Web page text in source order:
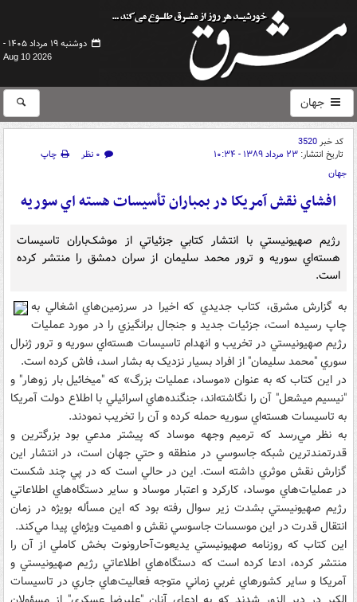
دوشنبه ۱۹ مرداد ۱۴۰۵ -
Aug 10 2026
جهان
کد خبر3520
تاریخ انتشار: ۲۳ مرداد ۱۳۸۹ - ۱۰:۳۴ ۰ نظر
چاپ
جهان
افشاي نقش آمريکا در بمباران تأسيسات هسته اي سوريه
رژيم صهيونيستي با انتشار کتابي جزئياتي از موشک‌باران تاسيسات
هسته‌اي سوريه و ترور محمد سليمان از سران دمشق را منتشر کرده
است.
به گزارش مشرق، کتاب جديدي که اخيرا در سرزمين‌هاي اشغالي به
چاپ رسيده است، جزئيات جديد و جنجال برانگيزي را در مورد عمليات
رژيم صهيونيستي در تخريب و انهدام تاسيسات هسته‌اي سوريه و ترور ژنرال
سوري "محمد سليمان" از افراد بسيار نزديک به بشار اسد، فاش کرده است.
در اين کتاب که به عنوان «موساد، عمليات بزرگ» که "ميخائيل بار زوهار" و
"نيسيم ميشعل" آن را نگاشته‌اند، جنگنده‌هاي اسرائيلي با اطلاع دولت آمريکا
به تاسيسات هسته‌اي سوريه حمله کرده و آن را تخريب نمودند.
به نظر مي‌رسد که ترميم وجهه موساد که پيشتر مدعي بود بزرگترين و
قدرتمندترين شبکه جاسوسي در منطقه و حتي جهان است، در انتشار اين
گزارش نقش موثري داشته است. اين در حالي است که در پي چند شکست
در عمليات‌هاي موساد، کارکرد و اعتبار موساد و ساير دستگاه‌هاي اطلاعاتي
رژيم صهيونيستي بشدت زير سوال رفته بود که اين مسأله بويژه در زمان
انتقال قدرت در اين موسسات جاسوسي نقش و اهميت ويژه‌اي پيدا مي‌کند.
اين کتاب که روزنامه صهيونيستي يديعوت‌آحارونوت بخش کاملي از آن را
منتشر کرده، ادعا کرده است که دستگاه‌هاي اطلاعاتي رژيم صهيونيستي و
آمريکا و ساير کشورهاي غربي زماني متوجه فعاليت‌هاي جاري در تاسيسات